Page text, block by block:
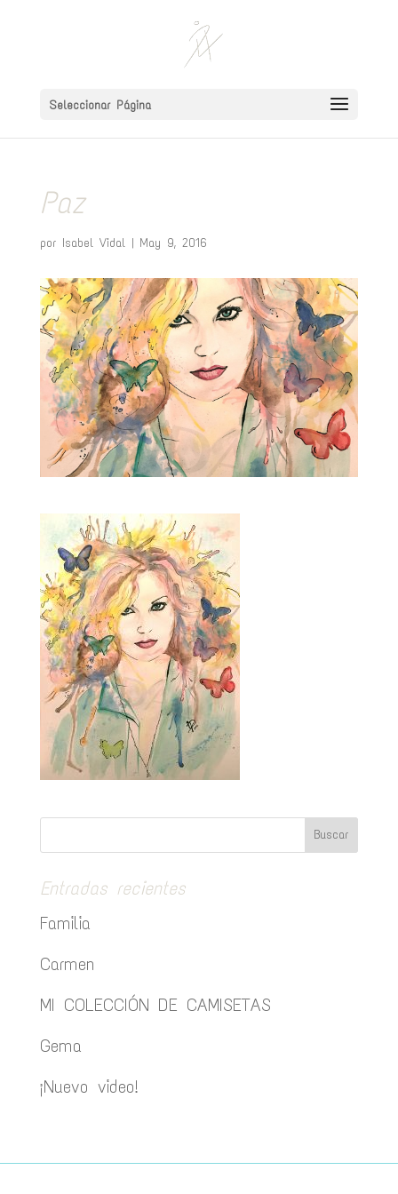
Seleccionar Página
Paz
por Isabel Vidal| May 9, 2016
Entradas recientes
Familia
Carmen
MI COLECCIÓN DE CAMISETAS
Gema
¡Nuevo video!